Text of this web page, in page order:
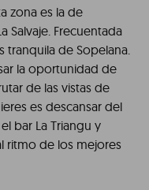
zona es la de
Salvaje. Frecuentada
tranquila de Sopelana.
la oportunidad de
de las vistas de
es descansar del
bar La Triangu y
ritmo de los mejores